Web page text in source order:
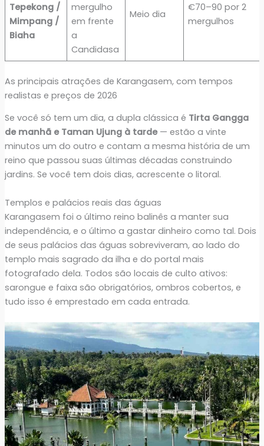
Tepekong /
Mimpang /
Biaha
mergulho
em frente
a
Candidasa
Meio dia
€70–90 por 2
mergulhos
As principais atrações de Karangasem, com tempos
realistas e preços de 2026
Se você só tem um dia, a dupla clássica é Tirta Gangga
de manhã e Taman Ujung à tarde— estão a vinte
minutos um do outro e contam a mesma história de um
reino que passou suas últimas décadas construindo
jardins. Se você tem dois dias, acrescente o litoral.
Templos e palácios reais das águas
Karangasem foi o último reino balinês a manter sua
independência, e o último a gastar dinheiro como tal. Dois
de seus palácios das águas sobreviveram, ao lado do
templo mais sagrado da ilha e do portal mais
fotografado dela. Todos são locais de culto ativos:
sarongue e faixa são obrigatórios, ombros cobertos, e
tudo isso é emprestado em cada entrada.